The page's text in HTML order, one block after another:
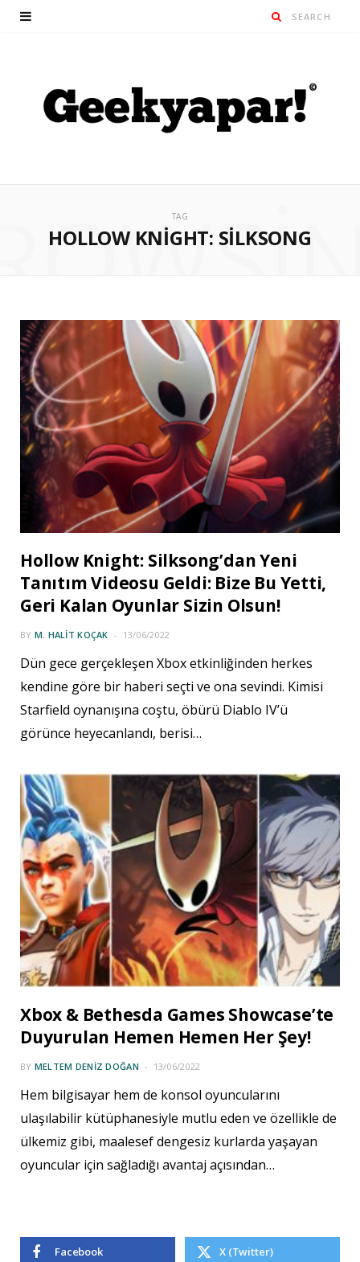
TAG
HOLLOW KNIGHT: SILKSONG
Hollow Knight: Silksong’dan Yeni
Tanıtım Videosu Geldi: Bize Bu Yetti,
Geri Kalan Oyunlar Sizin Olsun!
BY M. HALIT KOÇAK 13/06/2022
Dün gece gerçekleşen Xbox etkinliğinden herkes
kendine göre bir haberi seçti ve ona sevindi. Kimisi
Starfield oynanışına coştu, öbürü Diablo IV’ü
görünce heyecanlandı, berisi…
Xbox & Bethesda Games Showcase’te
Duyurulan Hemen Hemen Her Şey!
BY MELTEM DENIZ DOĞAN 13/06/2022
Hem bilgisayar hem de konsol oyuncularını
ulaşılabilir kütüphanesiyle mutlu eden ve özellikle de
ülkemiz gibi, maalesef dengesiz kurlarda yaşayan
oyuncular için sağladığı avantaj açısından…
Facebook X (Twitter)